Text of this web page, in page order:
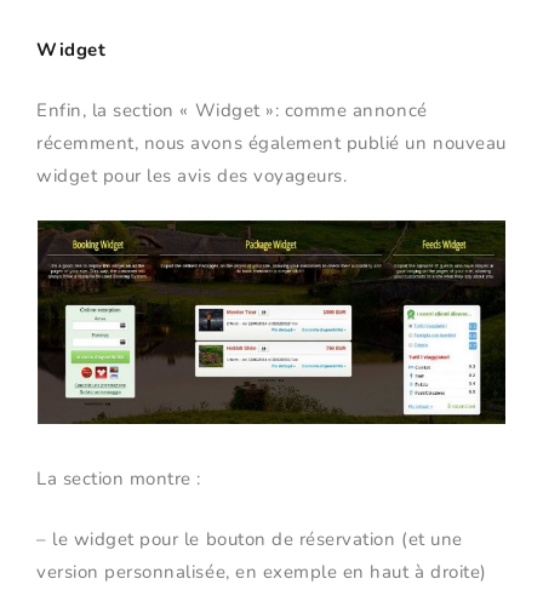
Widget
Enfin, la section « Widget »: comme annoncé
récemment, nous avons également publié un nouveau
widget pour les avis des voyageurs.
La section montre :
– le widget pour le bouton de réservation (et une
version personnalisée, en exemple en haut à droite)